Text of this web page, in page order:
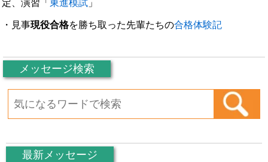
定、演習「 東進模試 」
・見事現役合格を勝ち取った先輩たちの合格体験記
メッセージ検索
最新メッセージ